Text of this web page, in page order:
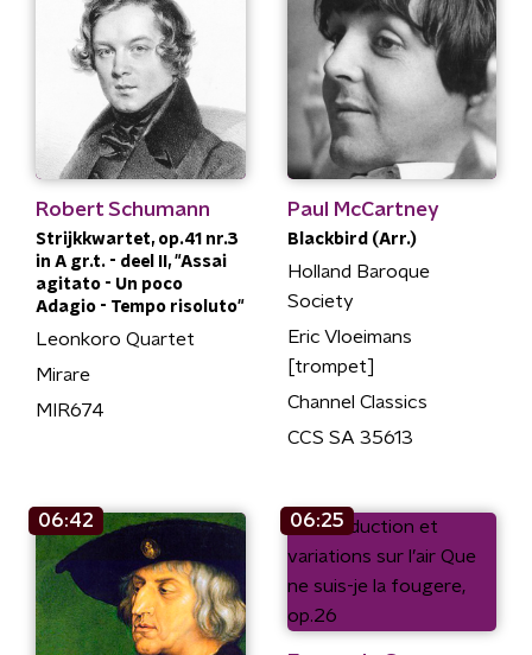
Robert Schumann
Strijkkwartet, op.41 nr.3
in A gr.t. - deel II, "Assai
agitato - Un poco
Adagio - Tempo risoluto"
Leonkoro Quartet
Mirare
MIR674
Paul McCartney
Blackbird (Arr.)
Holland Baroque
Society
Eric Vloeimans
[trompet]
Channel Classics
CCS SA 35613
06:42 06:25